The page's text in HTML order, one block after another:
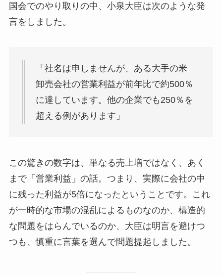
国会でのやり取りの中、小泉大臣は次のような発
言をしました。
「社名は申しませんが、ある大手の米
卸売会社の営業利益が前年比で約500％
に達しています。他の企業でも250％を
超える例があります」
この驚きの数字は、単なる売上増ではなく、あく
まで「営業利益」の話。つまり、実際に会社の中
に残った利益が5倍になったということです。これ
が一時的な市場の混乱によるものなのか、構造的
な問題をはらんでいるのか、大臣は明言を避けつ
つも、慎重に言葉を選んで問題提起しました。